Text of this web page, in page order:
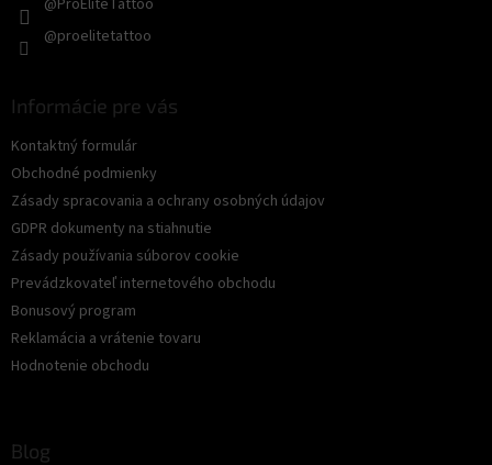
@ProEliteTattoo
@proelitetattoo
Informácie pre vás
Kontaktný formulár
Obchodné podmienky
Zásady spracovania a ochrany osobných údajov
GDPR dokumenty na stiahnutie
Zásady používania súborov cookie
Prevádzkovateľ internetového obchodu
Bonusový program
Reklamácia a vrátenie tovaru
Hodnotenie obchodu
Blog